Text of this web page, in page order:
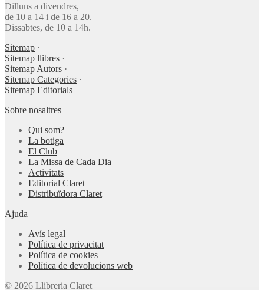
Dilluns a divendres,
de 10 a 14 i de 16 a 20.
Dissabtes, de 10 a 14h.
Sitemap ·
Sitemap llibres ·
Sitemap Autors ·
Sitemap Categories ·
Sitemap Editorials
Sobre nosaltres
Qui som?
La botiga
El Club
La Missa de Cada Dia
Activitats
Editorial Claret
Distribuïdora Claret
Ajuda
Avís legal
Política de privacitat
Política de cookies
Política de devolucions web
© 2026 Llibreria Claret